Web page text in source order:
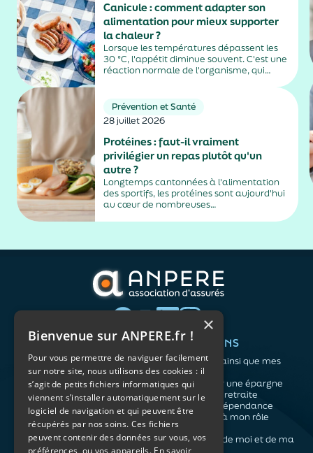
Canicule : comment adapter son
alimentation pour mieux supporter
la chaleur ?
Lorsque les températures dépassent les
30 °C, l'appétit diminue souvent. C'est une
réaction normale de l'organisme, qui
sauter des repas ? Quels aliments
privilégier ? Une alimentation adaptée
permet non...
Prévention et Santé
28 juillet 2026
Protéines : faut-il vraiment
privilégier un repas plutôt qu'un
autre ?
Longtemps cantonnées à l'alimentation
des sportifs, les protéines sont aujourd'hui
au cœur de nombreuses
distinguer les conseils fondés des effets de
QUI SOMMES-NOUS ?
L'association
Notre organisation
L’équipe
Les atouts du contrat
associatif
VOS BESOINS
Me protéger ainsi que mes
proches
Me constituer une épargne
Préparer ma retraite
Anticiper la dépendance
Me préparer à mon rôle
d'aidant
Prendre soin de moi et de ma
santé
×
Bienvenue sur ANPERE.fr !
Pour vous permettre de naviguer facilement
sur notre site, nous utilisons des cookies : il
s’agit de petits fichiers informatiques qui
viennent s’installer automatiquement sur le
logiciel de navigation et qui peuvent être
récupérés par nos soins. Ces fichiers
peuvent contenir des données sur vous, vos
préférences, ou vos appareils. En savoir